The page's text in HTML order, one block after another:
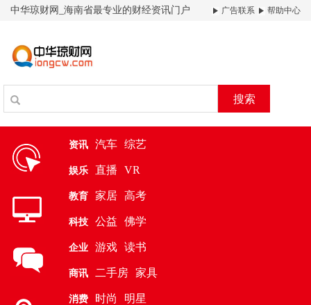
中华琼财网_海南省最专业的财经资讯门户 广告联系 帮助中心
搜索
资讯 汽车 综艺
娱乐 直播 VR
教育 家居 高考
科技 公益 佛学
企业 游戏 读书
商讯 二手房 家具
消费 时尚 明星